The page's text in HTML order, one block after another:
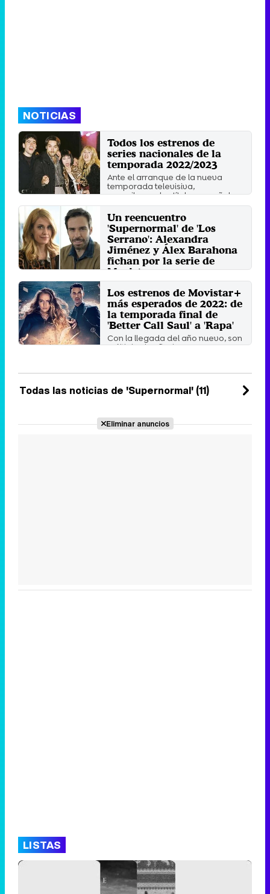
NOTICIAS
Todos los estrenos de
series nacionales de la
temporada 2022/2023
Ante el arranque de la nueva
temporada televisiva,
recopilamos los títulos españoles
...
Sábado 27 Agosto 2022 12:53
Un reencuentro
'Supernormal' de 'Los
Serrano': Alexandra
Jiménez y Álex Barahona
fichan por la serie de
Movistar
reparto en su segunda
temporada dando vida a Pitu y
Rubén.
Lunes 21 Marzo 2022 12:03
Los estrenos de Movistar+
más esperados de 2022: de
la temporada final de
'Better Call Saul' a 'Rapa'
Con la llegada del año nuevo, son
múltiples las ficciones que
Todas las noticias de 'Supernormal' (11)
Eliminar anuncios
LISTAS